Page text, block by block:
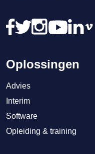
Oplossingen
Advies
Interim
Software
Opleiding & training